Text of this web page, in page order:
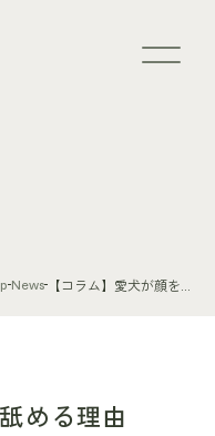
News 【コラム】愛犬が顔を...
める理由